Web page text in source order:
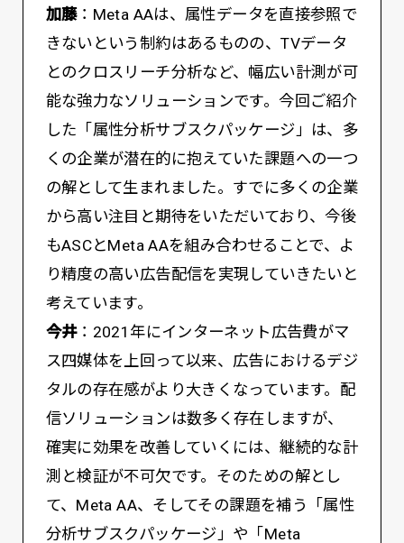
加藤：Meta AAは、属性データを直接参照で
きないという制約はあるものの、TVデータ
とのクロスリーチ分析など、幅広い計測が可
能な強力なソリューションです。今回ご紹介
した「属性分析サブスクパッケージ」は、多
くの企業が潜在的に抱えていた課題への一つ
の解として生まれました。すでに多くの企業
から高い注目と期待をいただいており、今後
もASCとMeta AAを組み合わせることで、よ
り精度の高い広告配信を実現していきたいと
考えています。
今井：2021年にインターネット広告費がマ
ス四媒体を上回って以来、広告におけるデジ
タルの存在感がより大きくなっています。配
信ソリューションは数多く存在しますが、
確実に効果を改善していくには、継続的な計
測と検証が不可欠です。そのための解とし
て、Meta AA、そしてその課題を補う「属性
分析サブスクパッケージ」や「Meta